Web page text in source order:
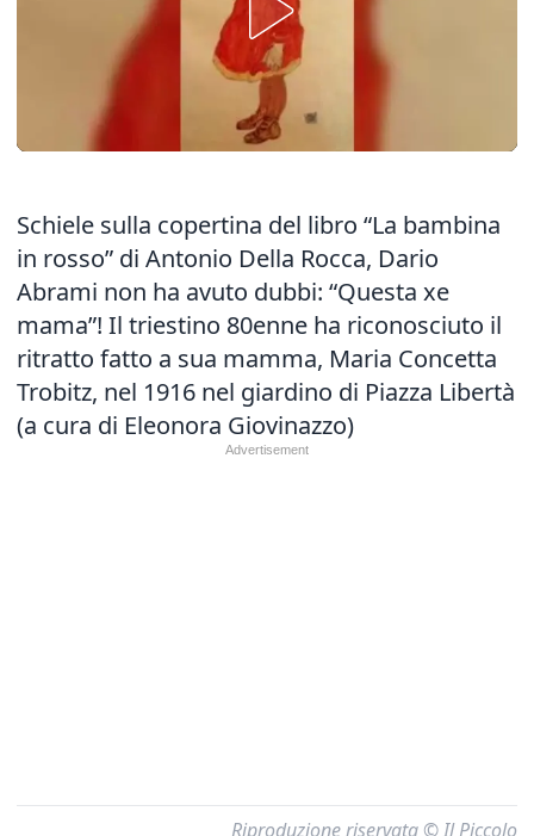
Schiele sulla copertina del libro “La bambina
in rosso” di Antonio Della Rocca, Dario
Abrami non ha avuto dubbi: “Questa xe
mama”! Il triestino 80enne ha riconosciuto il
ritratto fatto a sua mamma, Maria Concetta
Trobitz, nel 1916 nel giardino di Piazza Libertà
(a cura di Eleonora Giovinazzo)
Riproduzione riservata © Il Piccolo